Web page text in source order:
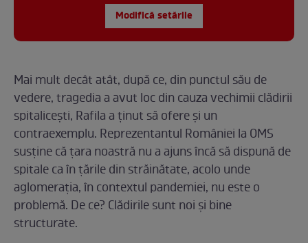
Modifică setările
Mai mult decât atât, după ce, din punctul său de
vedere, tragedia a avut loc din cauza vechimii clădirii
spitalicești, Rafila a ținut să ofere și un
contraexemplu. Reprezentantul României la OMS
susține că țara noastră nu a ajuns încă să dispună de
spitale ca în țările din străinătate, acolo unde
aglomerația, în contextul pandemiei, nu este o
problemă. De ce? Clădirile sunt noi și bine
structurate.